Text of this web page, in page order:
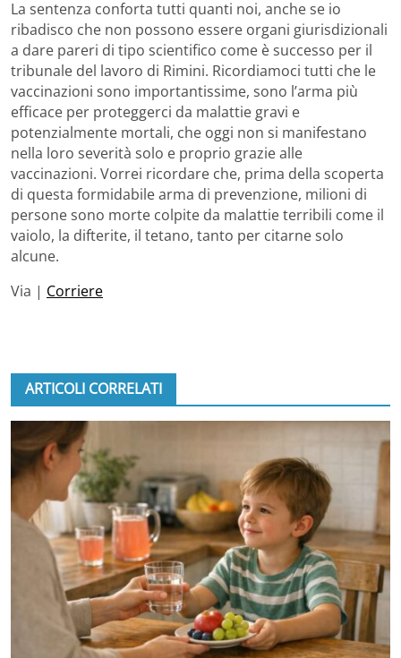
La sentenza conforta tutti quanti noi, anche se io
ribadisco che non possono essere organi giurisdizionali
a dare pareri di tipo scientifico come è successo per il
tribunale del lavoro di Rimini. Ricordiamoci tutti che le
vaccinazioni sono importantissime, sono l’arma più
efficace per proteggerci da malattie gravi e
potenzialmente mortali, che oggi non si manifestano
nella loro severità solo e proprio grazie alle
vaccinazioni. Vorrei ricordare che, prima della scoperta
di questa formidabile arma di prevenzione, milioni di
persone sono morte colpite da malattie terribili come il
vaiolo, la difterite, il tetano, tanto per citarne solo
alcune.
Via | Corriere
ARTICOLI CORRELATI